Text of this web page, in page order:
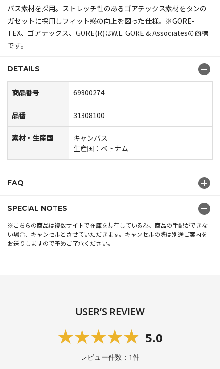
バス素材を採用。ストレッチ性のあるゴアテックス素材をタンの
ガセットに採用しフィット感の向上を図った仕様。※GORE-
TEX、ゴアテックス、GORE(R)はW.L. GORE & Associatesの商標
です。
DETAILS
商品番号 69800274
品番 31308100
素材・生産国
キャンバス
生産国：ベトナム
FAQ
SPECIAL NOTES
※こちらの商品は複数サイトで在庫を共有している為、商品の手配ができな
い場合、キャンセルとさせていただきます。キャンセルの際は別途ご案内を
お送りしますので予めご了承ください。
USER’S REVIEW
5.0
レビュー件数： 1件